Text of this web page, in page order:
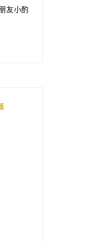
友小酌